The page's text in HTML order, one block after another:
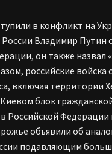
в конфликт на
России Владимир
он также
российские
включая территории
блок
Российской Федерации
объявили об
подавляющим